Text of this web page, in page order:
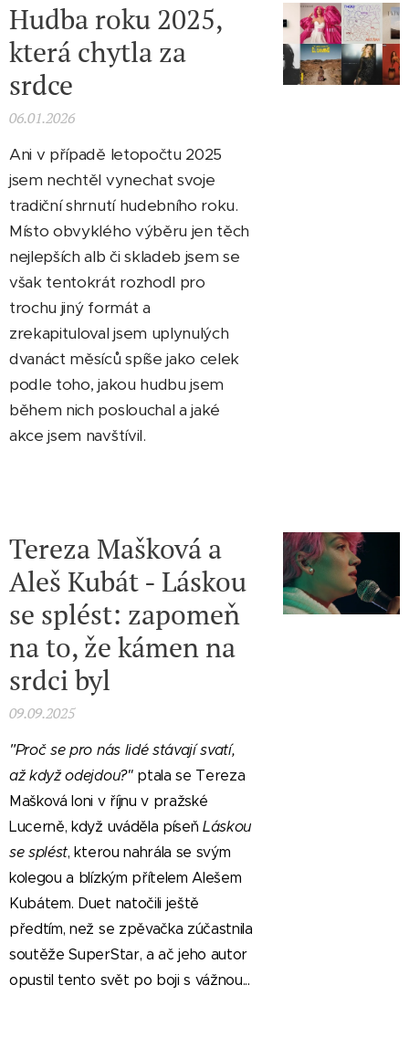
Hudba roku 2025,
která chytla za
srdce
06.01.2026
Ani v případě letopočtu 2025
jsem nechtěl vynechat svoje
tradiční shrnutí hudebního roku.
Místo obvyklého výběru jen těch
nejlepších alb či skladeb jsem se
však tentokrát rozhodl pro
trochu jiný formát a
zrekapituloval jsem uplynulých
dvanáct měsíců spíše jako celek
podle toho, jakou hudbu jsem
během nich poslouchal a jaké
akce jsem navštívil.
Tereza Mašková a
Aleš Kubát - Láskou
se splést: zapomeň
na to, že kámen na
srdci byl
09.09.2025
"Proč se pro nás lidé stávají svatí,
až když odejdou?"ptala se Tereza
Mašková loni v říjnu v pražské
Lucerně, když uváděla píseňLáskou
se splést, kterou nahrála se svým
kolegou a blízkým přítelem Alešem
Kubátem. Duet natočili ještě
předtím, než se zpěvačka zúčastnila
soutěže SuperStar, a ač jeho autor
opustil tento svět po boji s vážnou...